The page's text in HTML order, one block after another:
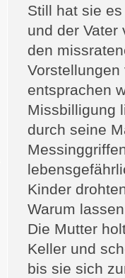
Still hat sie
und der
den
entsprachen
Missbilligung
durch seine
Kinder
Warum
Die Mutter
Keller und
bis sie sich